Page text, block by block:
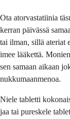
Ota atorvastatiinia
kerran päivässä
tai ilman, sillä ateriat
imee lääkettä.
sen samaan aikaan
nukkumaanmenoa.
Niele tabletti
jaa tai pureskele